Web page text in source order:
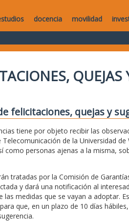
docencia movilidad
QUEJAS
felicitaciones, quejas y
tiene por objeto recibir las
Telecomunicación de la Universidad
como personas ajenas a la misma,
tratadas por la Comisión de
y dará una notificación al
medidas que se vayan a adoptar.
que, en un plazo de 10 días